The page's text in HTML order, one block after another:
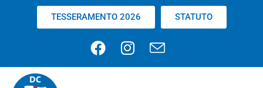
TESSERAMENTO 2026 STATUTO